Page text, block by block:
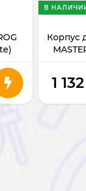
Корпус
В
1 132